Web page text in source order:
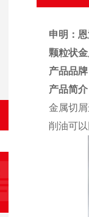
申明：
颗粒状
产品品
产品简
金属切
削油可